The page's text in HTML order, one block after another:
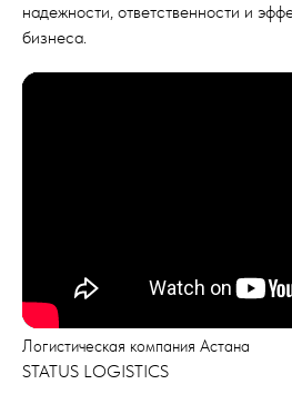
надежности, ответственности и
бизнеса.
Логистическая компания Астана
STATUS LOGISTICS